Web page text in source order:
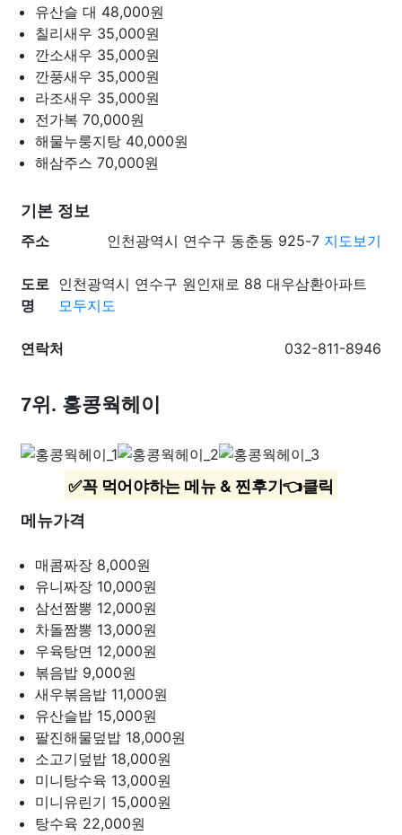
유산슬 대 48,000원
칠리새우 35,000원
깐소새우 35,000원
깐풍새우 35,000원
라조새우 35,000원
전가복 70,000원
해물누룽지탕 40,000원
해삼주스 70,000원
기본 정보
주소
인천광역시 연수구 동춘동 925-7 지도보기
도로
명
인천광역시 연수구 원인재로 88 대우삼환아파트
모두지도
연락처 032-811-8946
7위. 홍콩웍헤이
✅꼭 먹어야하는 메뉴 & 찐후기👈클릭
메뉴가격
매콤짜장 8,000원
유니짜장 10,000원
삼선짬뽕 12,000원
차돌짬뽕 13,000원
우육탕면 12,000원
볶음밥 9,000원
새우볶음밥 11,000원
유산슬밥 15,000원
팔진해물덮밥 18,000원
소고기덮밥 18,000원
미니탕수육 13,000원
미니유린기 15,000원
탕수육 22,000원